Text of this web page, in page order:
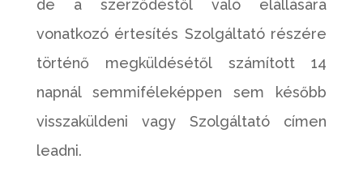
de a szerződéstől való elállására
vonatkozó értesítés Szolgáltató részére
történő megküldésétől számított 14
napnál semmiféleképpen sem később
visszaküldeni vagy Szolgáltató címen
leadni.